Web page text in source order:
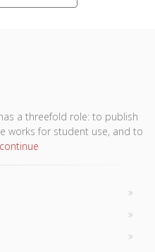
has a threefold role: to publish
works for student use, and to
continue